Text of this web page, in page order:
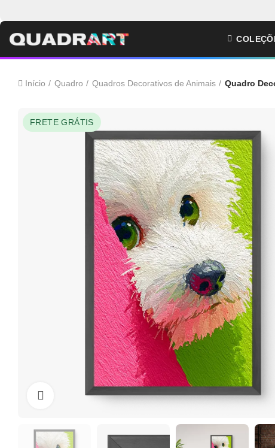
Início Quadro Quadros Decorativos de Animais Quadro
FRETE GRÁTIS
Clique para ampliar